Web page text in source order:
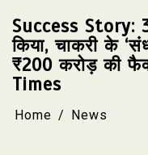
Success Story:
किया, चाकरी के
₹200 करोड़ की
Times
Home News